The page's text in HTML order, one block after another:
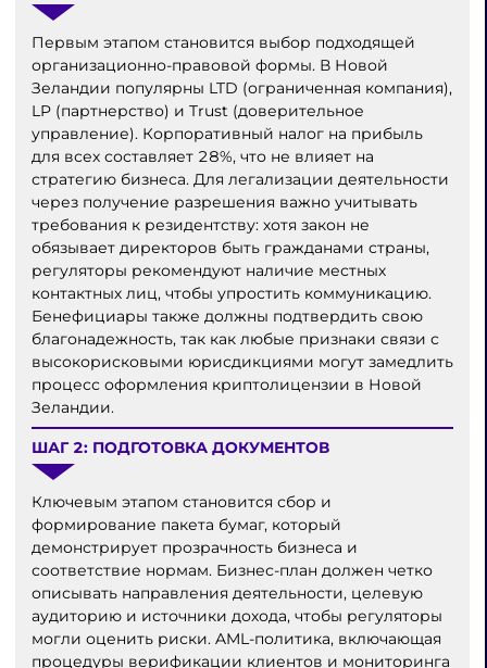
Первым этапом становится выбор подходящей
организационно-правовой формы. В Новой
Зеландии популярны LTD (ограниченная компания),
LP (партнерство) и Trust (доверительное
управление). Корпоративный налог на прибыль
для всех составляет 28%, что не влияет на
стратегию бизнеса. Для легализации деятельности
через получение разрешения важно учитывать
требования к резидентству: хотя закон не
обязывает директоров быть гражданами страны,
регуляторы рекомендуют наличие местных
контактных лиц, чтобы упростить коммуникацию.
Бенефициары также должны подтвердить свою
благонадежность, так как любые признаки связи с
высокорисковыми юрисдикциями могут замедлить
процесс оформления криптолицензии в Новой
Зеландии.
ШАГ 2: ПОДГОТОВКА ДОКУМЕНТОВ
Ключевым этапом становится сбор и
формирование пакета бумаг, который
демонстрирует прозрачность бизнеса и
соответствие нормам. Бизнес-план должен четко
описывать направления деятельности, целевую
аудиторию и источники дохода, чтобы регуляторы
могли оценить риски. AML-политика, включающая
процедуры верификации клиентов и мониторинга